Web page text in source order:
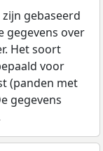
gebaseerd
gegevens over
Het soort
voor
(panden met
gegevens